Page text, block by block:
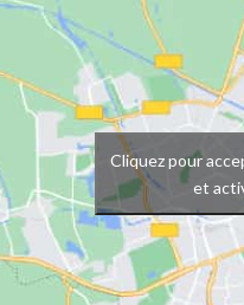
Cliquez pour
et